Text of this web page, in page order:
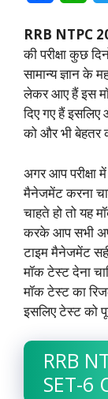
c
e
b
o
k
a
t
s
A
p
RRB NTPC
की परीक्षा कुछ
सामान्य ज्ञान के
लेकर आए हैं इस
दिए गए हैं
को और भी
अगर आप परीक्षा
मैनेजमेंट करना
चाहते हो तो यह
करके आप सभी
टाइम मैनेजमेंट
मॉक टेस्ट देना
मॉक टेस्ट का
इसलिए टेस्ट को
RRB
SET-6